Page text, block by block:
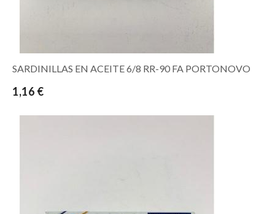
SARDINILLAS EN ACEITE 6/8 RR-90 FA PORTONOVO
1,16 €